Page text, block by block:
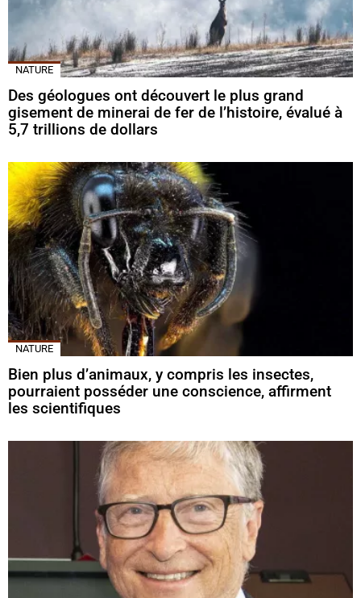
NATURE
Des géologues ont découvert le plus grand
gisement de minerai de fer de l’histoire, évalué à
5,7 trillions de dollars
NATURE
Bien plus d’animaux, y compris les insectes,
pourraient posséder une conscience, affirment
les scientifiques